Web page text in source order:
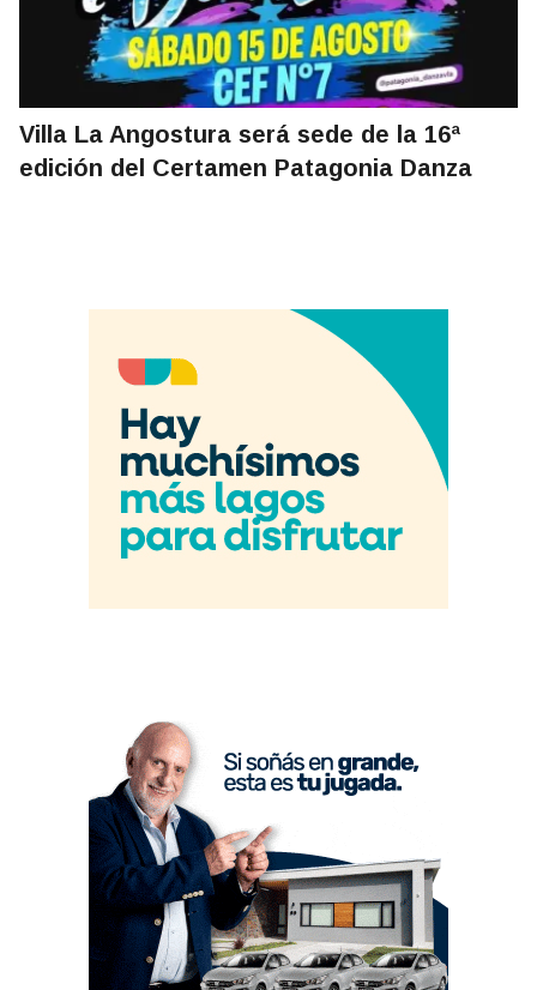
Villa La Angostura será sede de la 16ª
edición del Certamen Patagonia Danza